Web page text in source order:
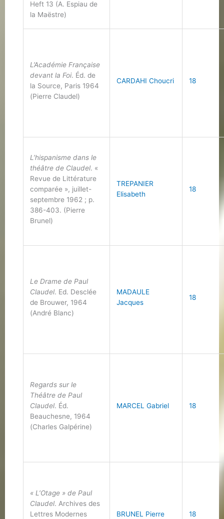
Heft 13 (A. Espiau de
la Maëstre)
L’Académie Française
devant la Foi. Éd. de
la Source, Paris 1964
(Pierre Claudel)
CARDAHI Choucri 18
L’hispanisme dans le
théâtre de Claudel. «
Revue de Littérature
comparée », juillet-
septembre 1962 ; p.
386-403. (Pierre
Brunel)
TREPANIER
Elisabeth
18
Le Drame de Paul
Claudel. Ed. Desclée
de Brouwer, 1964
(André Blanc)
MADAULE
Jacques
18
Regards sur le
Théâtre de Paul
Claudel. Éd.
Beauchesne, 1964
(Charles Galpérine)
MARCEL Gabriel 18
« L’Otage » de Paul
Claudel. Archives des
Lettres Modernes
BRUNEL Pierre 18